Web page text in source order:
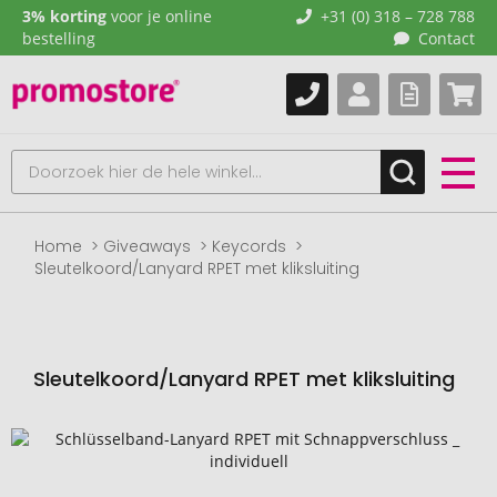
3% korting voor je online
bestelling
+31 (0) 318 – 728 788
Contact
Home Giveaways
Keycords
Sleutelkoord/Lanyard RPET met kliksluiting
Sleutelkoord/Lanyard RPET met kliksluiting
Naar